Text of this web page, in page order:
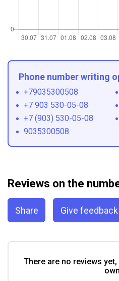
Phone number writing
+79035300508
+7 903 530-05-08
+7 (903) 530-05-08
9035300508
Reviews on the
Share Give feedback
There are no reviews